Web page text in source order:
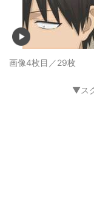
画像4枚目／29枚
▼ス